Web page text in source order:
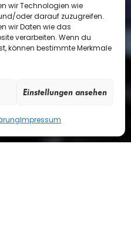
wir Technologien wie
oder darauf zuzugreifen.
wir Daten wie das
verarbeiten. Wenn du
können bestimmte Merkmale
Einstellungen ansehen
Impressum
verwende